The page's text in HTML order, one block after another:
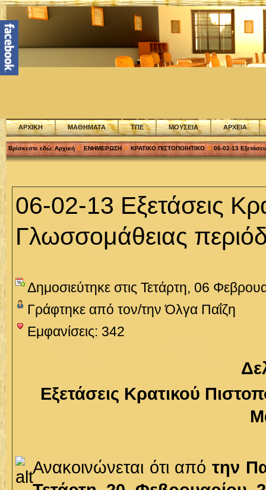
ΑΡΧΙΚΗ ΜΑΘΗΜΑΤΑ ΤΠΕ ΜΟΥΣΕΙΑ ΑΡΧΕΙΑ
Βρίσκεστε εδώ: Αρχική ΕΝΗΜΕΡΩΣΗ ΚΡΑΤΙΚΟ ΠΙΣΤΟΠΟΙΗΤΙΚΟ 06-02-13
06-02-13 Εξετάσεις
Γλωσσομάθειας
Δημοσιεύτηκε στις Τετάρτη, 06
Γράφτηκε από τον/την Όλγα Παΐζη
Εμφανίσεις: 342
Εξετάσεις Κρατικού
Ανακοινώνεται ότι από την